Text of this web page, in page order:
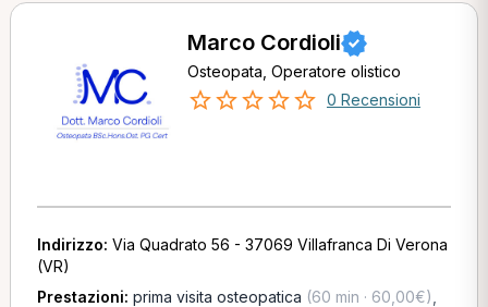
Marco Cordioli
Osteopata, Operatore olistico
0 Recensioni
Indirizzo: Via Quadrato 56 - 37069 Villafranca Di Verona
(VR)
Prestazioni: prima visita osteopatica (60 min · 60,00€)